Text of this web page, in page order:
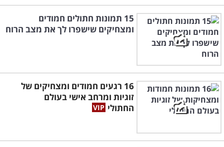
15 תמונות חתולים חמודים
ומצחיקים שישפרו לך את מצב הרוח
16 רגעים חמודים ומצחיקים של
זוגיות ומרחב אישי בעולם
החתולי